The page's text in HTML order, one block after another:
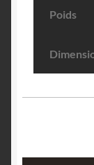
Poids